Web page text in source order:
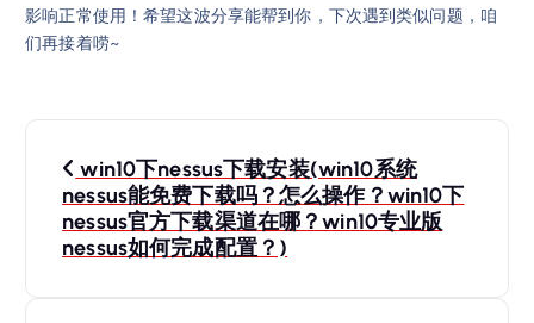
影响正常使用！希望这波分享能帮到你，下次遇到类似问题，咱
们再接着唠~
win10下nessus下载安装(win10系统
nessus能免费下载吗？怎么操作？win10下
nessus官方下载渠道在哪？win10专业版
nessus如何完成配置？)